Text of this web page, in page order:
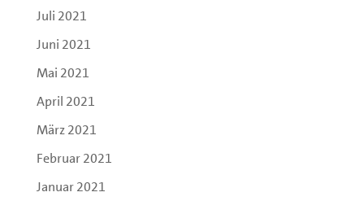
Juli 2021
Juni 2021
Mai 2021
April 2021
März 2021
Februar 2021
Januar 2021